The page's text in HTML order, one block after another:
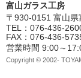
富山ガラス工房
〒930-0151 富山
TEL：076-436-
FAX：076-436-
営業時間 9:00～
Copyright © 2002-